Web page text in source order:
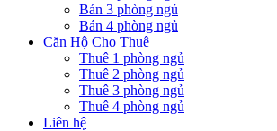
Bán 3 phòng ngủ
Bán 4 phòng ngủ
Căn Hộ Cho Thuê
Thuê 1 phòng ngủ
Thuê 2 phòng ngủ
Thuê 3 phòng ngủ
Thuê 4 phòng ngủ
Liên hệ